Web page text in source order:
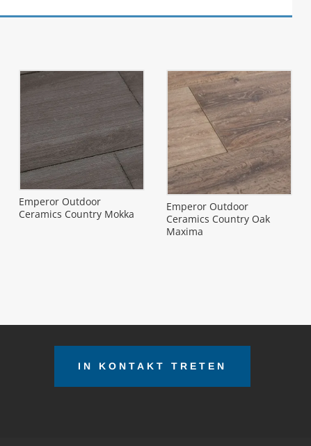
Emperor Outdoor
Ceramics Country Mokka
Emperor Outdoor
Ceramics Country Oak
Maxima
IN KONTAKT TRETEN